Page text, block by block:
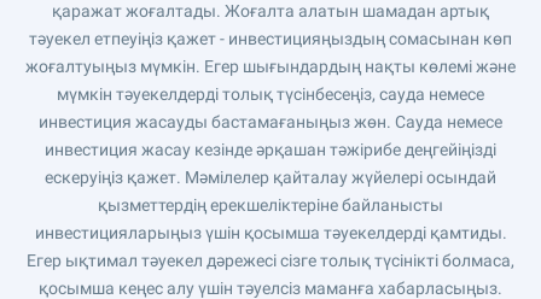
қаражат жоғалтады. Жоғалта алатын шамадан артық
тәуекел етпеуіңіз қажет - инвестицияңыздың сомасынан көп
жоғалтуыңыз мүмкін. Егер шығындардың нақты көлемі және
мүмкін тәуекелдерді толық түсінбесеңіз, сауда немесе
инвестиция жасауды бастамағаныңыз жөн. Сауда немесе
инвестиция жасау кезінде әрқашан тәжірибе деңгейіңізді
ескеруіңіз қажет. Мәмілелер қайталау жүйелері осындай
қызметтердің ерекшеліктеріне байланысты
инвестицияларыңыз үшін қосымша тәуекелдерді қамтиды.
Егер ықтимал тәуекел дәрежесі сізге толық түсінікті болмаса,
қосымша кеңес алу үшін тәуелсіз маманға хабарласыңыз.